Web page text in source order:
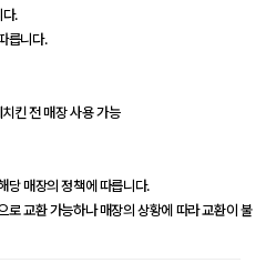
.
릅니다.
킨 전 매장 사용 가능
당 매장의 정책에 따릅니다.
로 교환 가능하나 매장의 상황에 따라 교환이 불